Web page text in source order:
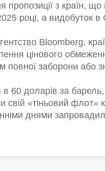
пропозиції з країн,
році, а видобуток
Bloomberg,
цінового
заборони або
60 доларів за
свій «тіньовий флот»
днями